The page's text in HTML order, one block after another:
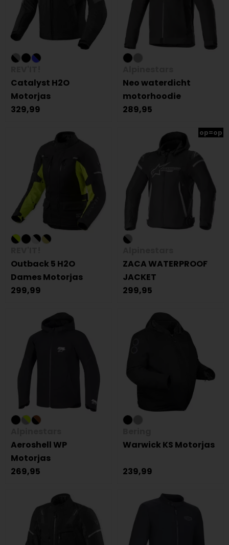
Catalyst H2O
Motorjas
329,99
Neo waterdicht
motorhoodie
289,95
Outback 5 H2O
Dames Motorjas
299,99
op=op
ZACA WATERPROOF
JACKET
299,95
Aeroshell WP
Motorjas
269,95
Warwick KS Motorjas
239,99